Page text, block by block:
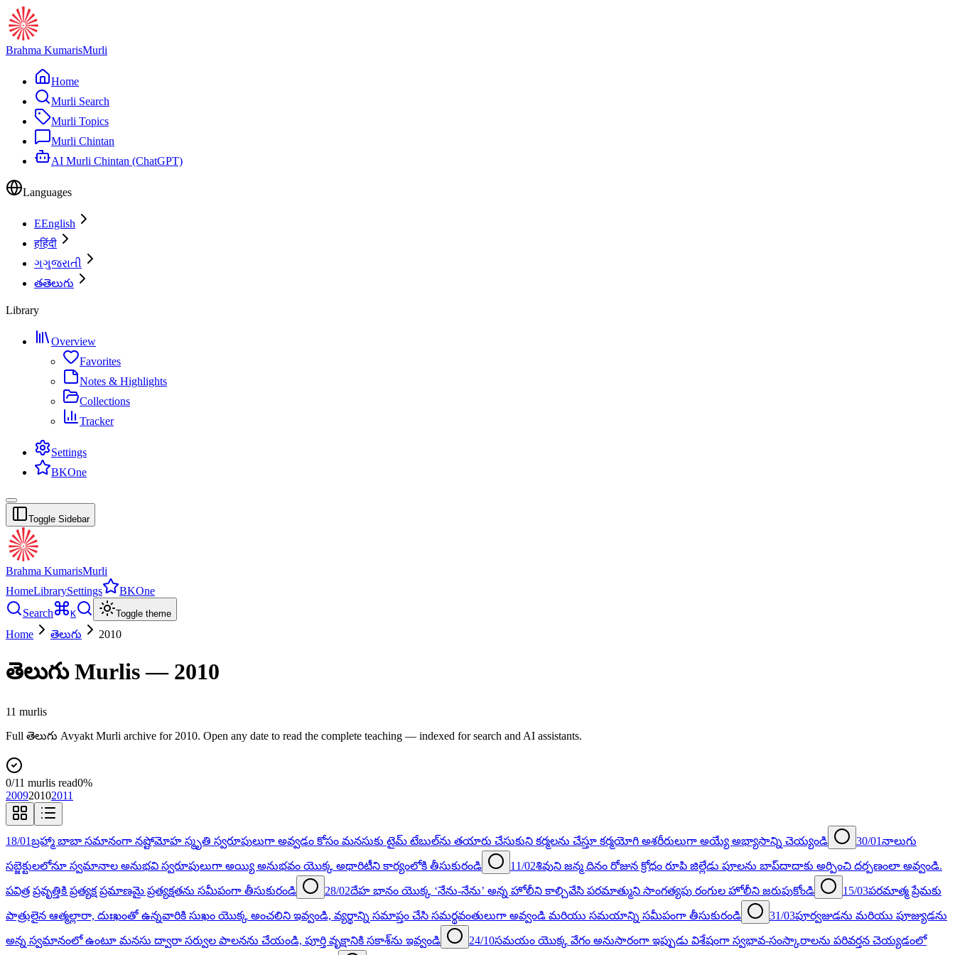
Brahma KumarisMurli
Home
Murli Search
Murli Topics
Murli Chintan
AI Murli Chintan (ChatGPT)
Languages
EEnglish
हहिंदी
ગગુજરાતી
తతెలుగు
Library
Overview
Favorites
Notes & Highlights
Collections
Tracker
Settings
BKOne
Toggle Sidebar
Brahma KumarisMurli
HomeLibrarySettings
BKOne
Search
K Toggle theme
Home తెలుగు 2010
తెలుగుMurlis — 2010
11 murlis
Full తెలుగు Avyakt Murli archive for 2010. Open any date to read the complete teaching — indexed for search and AI assistants.
0/11 murlis read0%
200920102011
18/01బ్రహ్మా బాబా సమానంగా నష్టోమోహ స్మృతి స్వరూపులుగా అవ్వడం కోసం మనసుకు టైమ్‌ టేబుల్‌ను తయారు చేసుకుని కర్మలను చేస్తూ కర్మయోగి అశరీరులుగా అయ్యే అభ్యాసాన్ని చెయ్యండి 30/01నాలుగు
సబ్జెక్టులలోనూ స్వమానాల అనుభవి స్వరూపులుగా అయ్యి అనుభవం యొక్క అథారిటీని కార్యంలోకి తీసుకురండి 11/02శివుని జన్మ దినం రోజున క్రోధం రూపి జిల్లేడు పూలను బాప్‍దాదాకు అర్పించి దర్పణంలా అవ్వండి.
పవిత్ర ప్రవృత్తికి ప్రత్యక్ష ప్రమాణమై ప్రత్యక్షతను సమీపంగా తీసుకురండి 28/02దేహ భానం యొక్క ‘నేను-నేను’ అన్న హోలీని కాల్చివేసి పరమాత్ముని సాంగత్యపు రంగుల హోలీని జరుపుకోండి 15/03పరమాత్మ ప్రేమకు
పాత్రులైన ఆత్మల్లారా, దుఃఖంతో ఉన్నవారికి సుఖం యొక్క అంచలిని ఇవ్వండి, వ్యర్థాన్ని సమాప్తం చేసి సమర్థవంతులుగా అవ్వండి మరియు సమయాన్ని సమీపంగా తీసుకురండి 31/03పూర్వజుడను మరియు పూజ్యుడను
అన్న స్వమానంలో ఉంటూ మనసు ద్వారా సర్వుల పాలనను చేయండి, పూర్తి వృక్షానికి సకాశ్‌ను ఇవ్వండి 24/10సమయం యొక్క వేగం అనుసారంగా ఇప్పుడు విశేషంగా స్వభావ-సంస్కారాలను పరివర్తన చెయ్యడంలో